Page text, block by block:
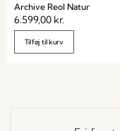
Archive Reol Natur
6.599,00 kr.
Tilføj til kurv